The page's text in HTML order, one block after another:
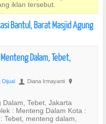
iklan tersebut.
Bantul, Barat Masjid Agung
Dalam, Tebet,
Dijual U Diana Irmayanti ?
Tebet, Jakarta
: Menteng Dalam Kota :
menteng dalam,